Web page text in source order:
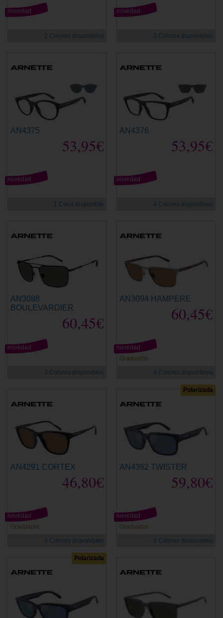
novedad
2 Colores disponibles
novedad
3 Colores disponibles
AN4375
53,95€
novedad
1 Color disponible
AN4376
53,95€
novedad
4 Colores disponibles
AN3088
BOULEVARDIER
60,45€
novedad
3 Colores disponibles
AN3094 HAMPERE
60,45€
Graduable
novedad
4 Colores disponibles
AN4291 CORTEX
46,80€
Graduable
novedad
3 Colores disponibles
Polarizada
AN4362 TWISTER
59,80€
Graduable
novedad
3 Colores disponibles
Polarizada